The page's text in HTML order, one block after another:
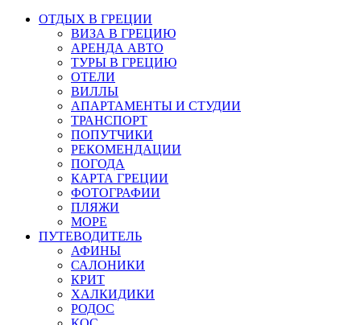
ОТДЫХ В ГРЕЦИИ
ВИЗА В ГРЕЦИЮ
АРЕНДА АВТО
ТУРЫ В ГРЕЦИЮ
ОТЕЛИ
ВИЛЛЫ
АПАРТАМЕНТЫ И СТУДИИ
ТРАНСПОРТ
ПОПУТЧИКИ
РЕКОМЕНДАЦИИ
ПОГОДА
КАРТА ГРЕЦИИ
ФОТОГРАФИИ
ПЛЯЖИ
МОРЕ
ПУТЕВОДИТЕЛЬ
АФИНЫ
САЛОНИКИ
КРИТ
ХАЛКИДИКИ
РОДОС